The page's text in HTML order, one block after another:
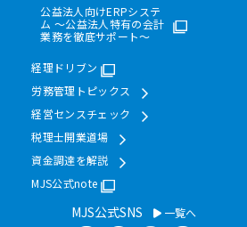
公益法人向けERPシステ
ム ～公益法人特有の会計
業務を徹底サポート～
経理ドリブン
労務管理トピックス
経営センスチェック
税理士開業道場
資金調達を解説
MJS公式note
MJS公式SNS 一覧へ